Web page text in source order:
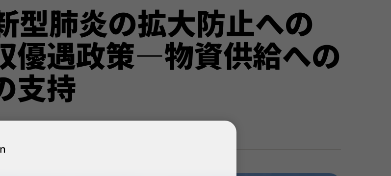
型肺炎の拡大防止への
優遇政策―物資供給への
支持